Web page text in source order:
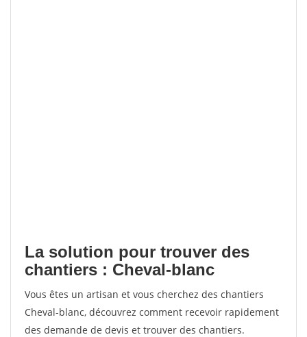
La solution pour trouver des
chantiers : Cheval-blanc
Vous êtes un artisan et vous cherchez des chantiers
Cheval-blanc, découvrez comment recevoir rapidement
des demande de devis et trouver des chantiers.